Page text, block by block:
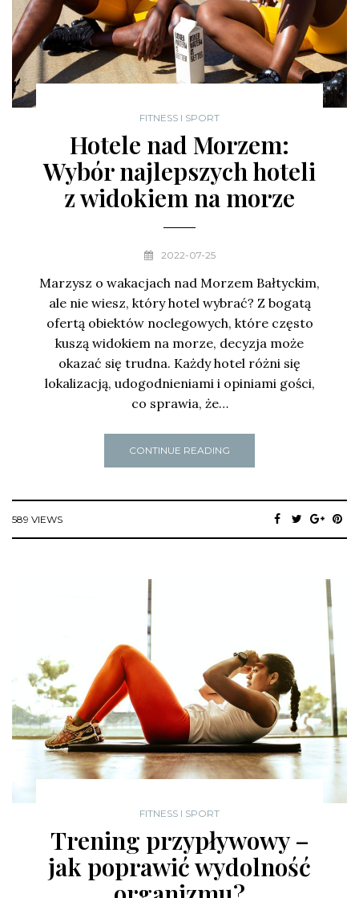
FITNESS I SPORT
Hotele nad Morzem:
Wybór najlepszych hoteli
z widokiem na morze
2022-07-25
Marzysz o wakacjach nad Morzem Bałtyckim,
ale nie wiesz, który hotel wybrać? Z bogatą
ofertą obiektów noclegowych, które często
kuszą widokiem na morze, decyzja może
okazać się trudna. Każdy hotel różni się
lokalizacją, udogodnieniami i opiniami gości,
co sprawia, że…
CONTINUE READING
589 VIEWS
FITNESS I SPORT
Trening przypływowy –
jak poprawić wydolność